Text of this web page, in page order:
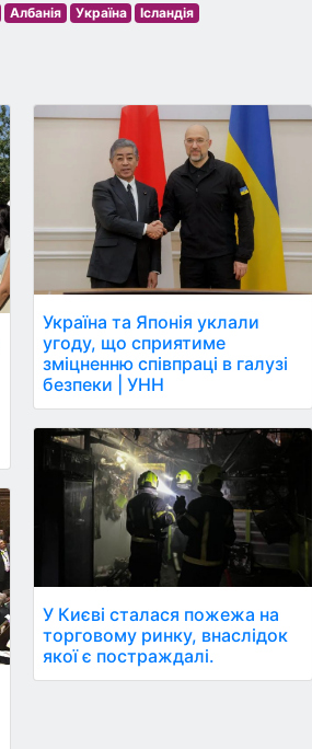
Албанія Україна
Ісландія
Україна та Японія уклали
угоду, що сприятиме
зміцненню співпраці в галузі
безпеки | УНН
У Києві сталася пожежа на
торговому ринку, внаслідок
якої є постраждалі.